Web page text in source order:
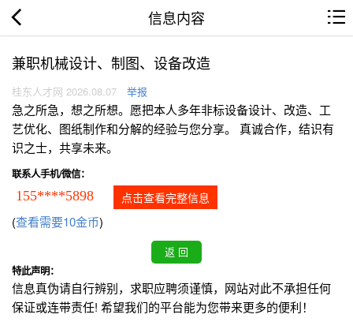
信息内容
兼职机械设计、制图、设备改造
桂东人才网 2026.08.07 举报
急之所急，想之所想。愿把本人多年非标设备设计、改造、工
艺优化、图纸制作和分解的经验与您分享。 真诚合作，结识有
识之士，共享未来。
联系人手机/微信：
155****5898 点击查看完整信息
(查看需要10金币)
特此声明：
信息真伪请自行辨别，求职应聘须谨慎，网站对此不承担任何
保证或连带责任! 希望我们的平台能为您带来更多的便利！